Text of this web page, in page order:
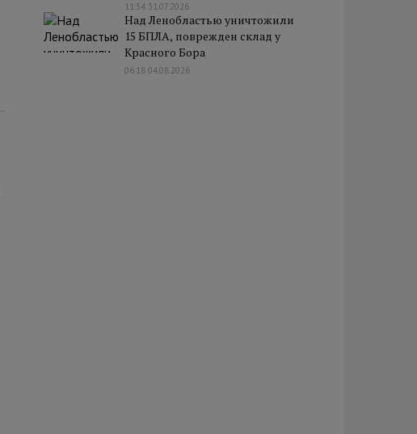
11:34 31.07.2026
Над Ленобластью уничтожили
15 БПЛА, поврежден склад у
Красного Бора
06:18 04.08.2026